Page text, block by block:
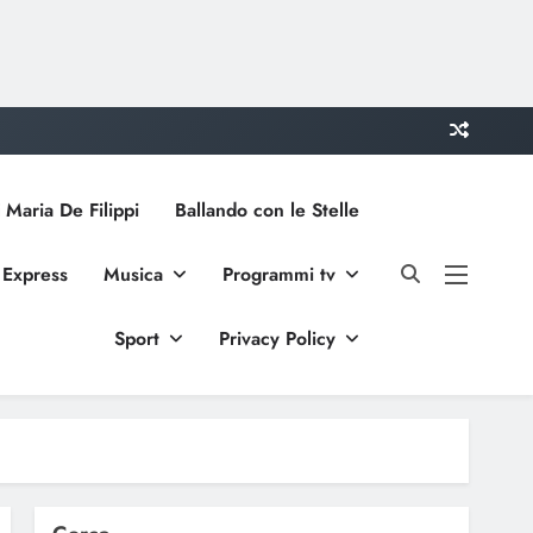
De Filippi Ballando con le Stelle
Musica Programmi tv
Sport Privacy Policy